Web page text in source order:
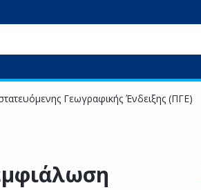
Γεωγραφικής Ένδειξης (ΠΓΕ)